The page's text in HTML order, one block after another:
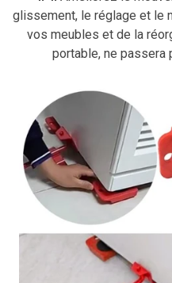
glissement, le réglage et le
vos meubles et de la
portable, ne passera